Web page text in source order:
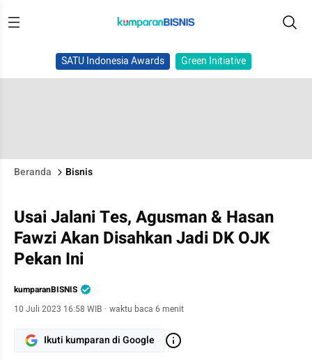
SATU Indonesia Awards Green Initiative
Beranda Bisnis
Usai Jalani Tes, Agusman & Hasan
Fawzi Akan Disahkan Jadi DK OJK
Pekan Ini
kumparanBISNIS
10 Juli 2023 16:58 WIB · waktu baca 6 menit
Ikuti kumparan di Google